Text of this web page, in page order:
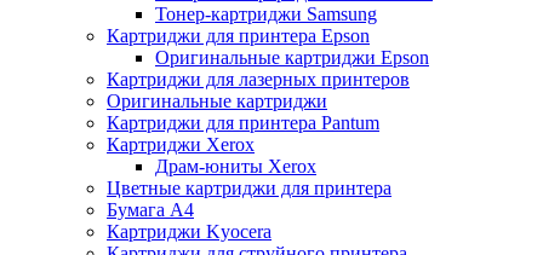
Тонер-картриджи Samsung
Картриджи для принтера Epson
Оригинальные картриджи Epson
Картриджи для лазерных принтеров
Оригинальные картриджи
Картриджи для принтера Pantum
Картриджи Xerox
Драм-юниты Xerox
Цветные картриджи для принтера
Бумага А4
Картриджи Kyocera